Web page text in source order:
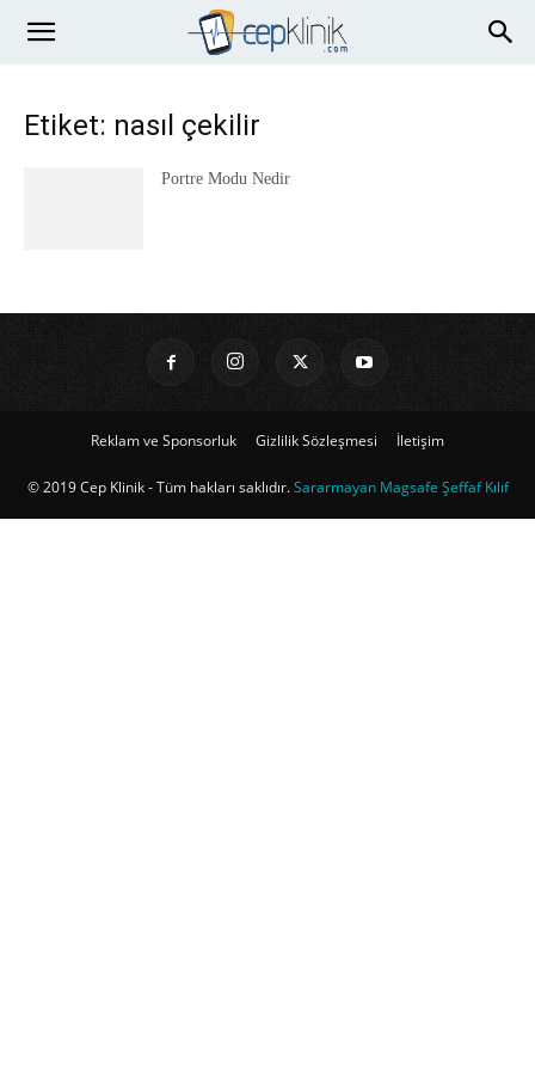
Etiket: nasıl çekilir
Portre Modu Nedir
Reklam ve Sponsorluk Gizlilik Sözleşmesi İletişim
© 2019 Cep Klinik - Tüm hakları saklıdır.Sararmayan Magsafe Şeffaf Kılıf